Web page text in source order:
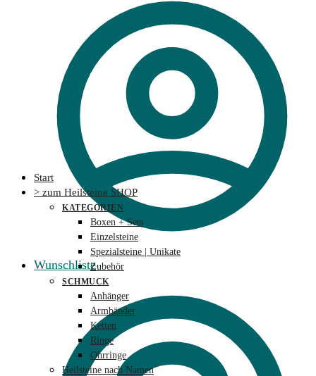
Wunschliste
Start
> zum Heilsteine SHOP
KATEGORIEN
Boxen + Sets
Einzelsteine
Spezialsteine | Unikate
Zubehör
SCHMUCK
Anhänger
Armbänder
Ketten
Ringe
Ohrringe
Heilsteine nach Namen